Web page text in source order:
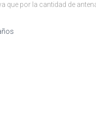
que por la cantidad de